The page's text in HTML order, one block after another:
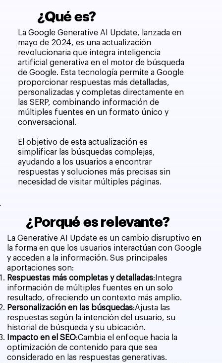
¿Qué es?
La Google Generative AI Update, lanzada en
mayo de 2024, es una actualización
revolucionaria que integra inteligencia
artificial generativa en el motor de búsqueda
de Google. Esta tecnología permite a Google
proporcionar respuestas más detalladas,
personalizadas y completas directamente en
las SERP, combinando información de
múltiples fuentes en un formato único y
conversacional.
El objetivo de esta actualización es
simplificar las búsquedas complejas,
ayudando a los usuarios a encontrar
respuestas y soluciones más precisas sin
necesidad de visitar múltiples páginas.
¿Porqué es relevante?
La Generative AI Update es un cambio disruptivo en
la forma en que los usuarios interactúan con Google
y acceden a la información. Sus principales
aportaciones son:
Respuestas más completas y detalladas:Integra
información de múltiples fuentes en un solo
resultado, ofreciendo un contexto más amplio.
Personalización en las búsquedas:Ajusta las
respuestas según la intención del usuario, su
historial de búsqueda y su ubicación.
Impacto en el SEO:Cambia el enfoque hacia la
optimización de contenido para que sea
considerado en las respuestas generativas.